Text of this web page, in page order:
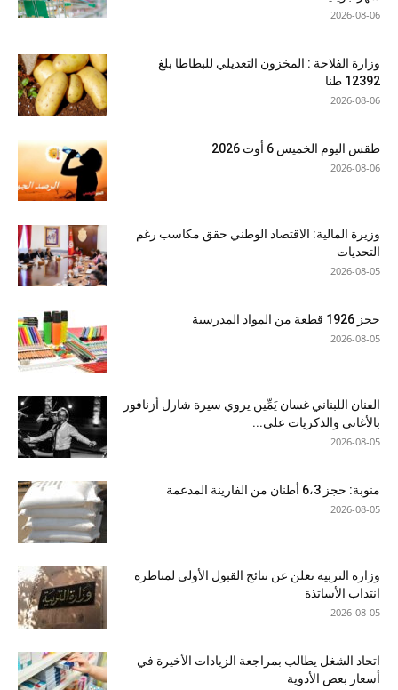
2026-08-06
وزارة الفلاحة : المخزون التعديلي للبطاطا بلغ
12392 طنا
2026-08-06
طقس اليوم الخميس 6 أوت 2026
2026-08-06
وزيرة المالية: الاقتصاد الوطني حقق مكاسب رغم
التحديات
2026-08-05
حجز 1926 قطعة من المواد المدرسية
2026-08-05
الفنان اللبناني غسان يَمِّين يروي سيرة شارل أزنافور
بالأغاني والذكريات على...
2026-08-05
منوبة: حجز 6،3 أطنان من الفارينة المدعمة
2026-08-05
وزارة التربية تعلن عن نتائج القبول الأولي لمناظرة
انتداب الأساتذة
2026-08-05
اتحاد الشغل يطالب بمراجعة الزيادات الأخيرة في
أسعار بعض الأدوية